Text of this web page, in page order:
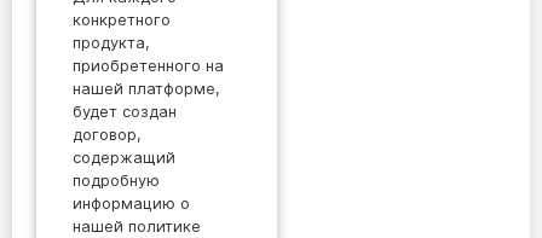
конкретного
продукта,
приобретенного на
нашей платформе,
будет создан
договор,
содержащий
подробную
информацию о
нашей политике